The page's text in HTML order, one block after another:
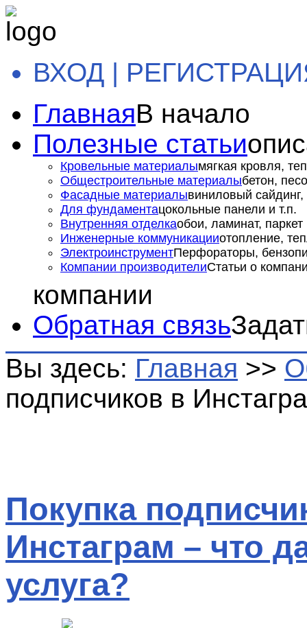
ВХОД |
ГлавнаяВ начало
Полезные статьи
Кровельные материалымягкая кровля,
Общестроительные материалыбетон,
Фасадные материалывиниловый сайдинг,
Для фундаментацокольные панели и т.п.
Внутренняя отделкаобои, ламинат, паркет
Инженерные коммуникацииотопление,
ЭлектроинструментПерфораторы,
Компании производителиСтатьи о
компании
Обратная связь
Вы здесь: Главная >>
подписчиков в
Покупка
Инстаграм – что
услуга?